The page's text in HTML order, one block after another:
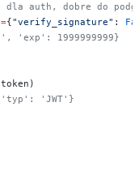
dla auth, dobre do
={"verify_signature" :
'exp': 1999999999}
'JWT'}